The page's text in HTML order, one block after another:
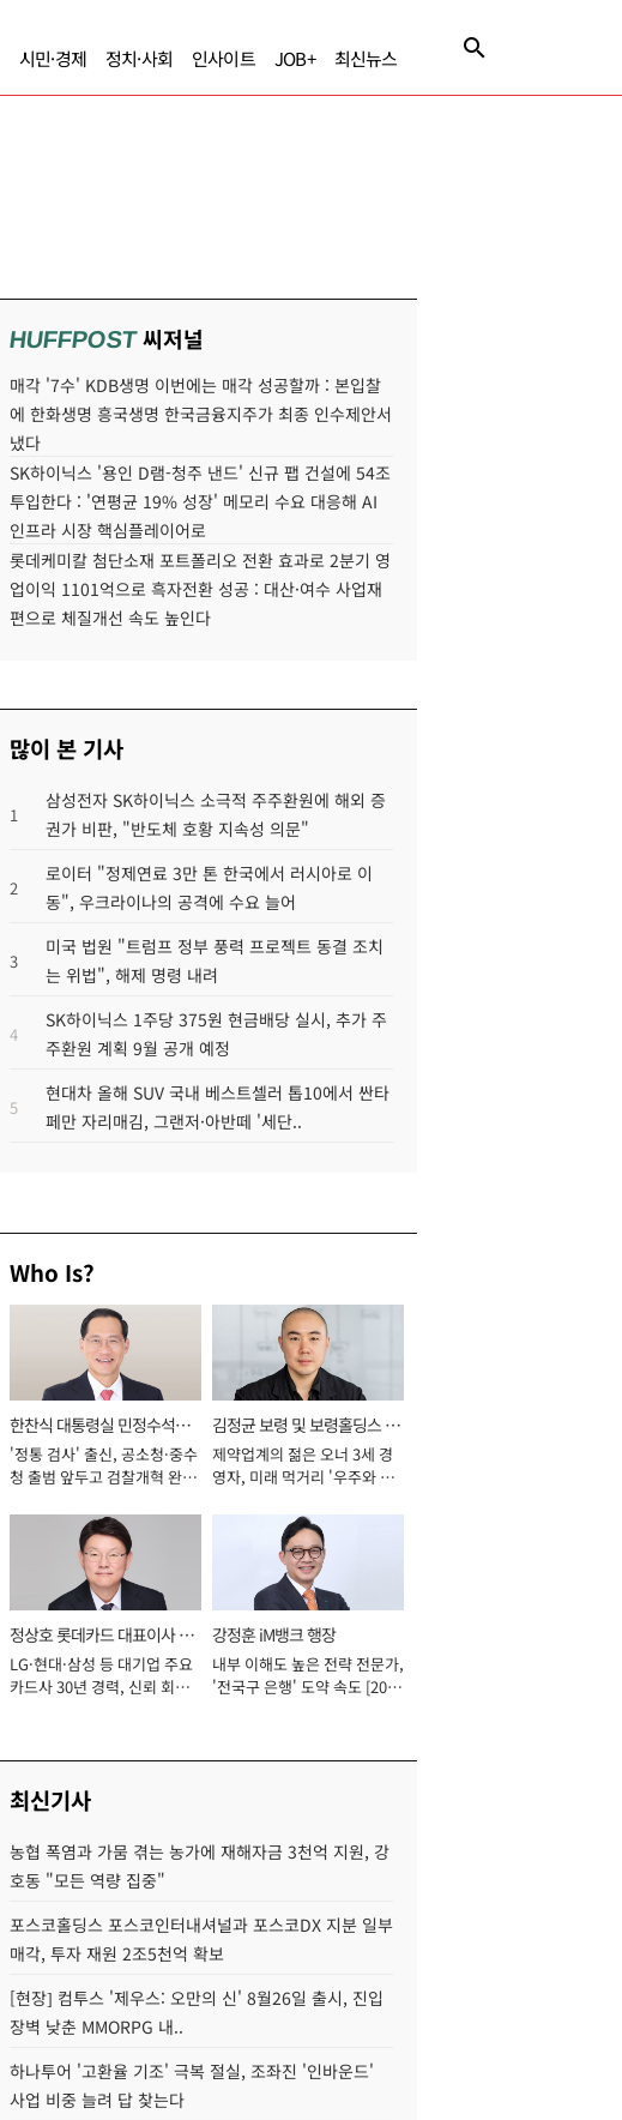
시민·경제 정치·사회 인사이트 JOB+ 최신뉴스
HUFFPOST씨저널
매각 '7수' KDB생명 이번에는 매각 성공할까 : 본입찰
에 한화생명 흥국생명 한국금융지주가 최종 인수제안서
냈다
SK하이닉스 '용인 D램-청주 낸드' 신규 팹 건설에 54조
투입한다 : '연평균 19% 성장' 메모리 수요 대응해 AI
인프라 시장 핵심플레이어로
롯데케미칼 첨단소재 포트폴리오 전환 효과로 2분기 영
업이익 1101억으로 흑자전환 성공 : 대산·여수 사업재
편으로 체질개선 속도 높인다
많이 본 기사
1
삼성전자 SK하이닉스 소극적 주주환원에 해외 증
권가 비판, "반도체 호황 지속성 의문"
2
로이터 "정제연료 3만 톤 한국에서 러시아로 이
동", 우크라이나의 공격에 수요 늘어
3
미국 법원 "트럼프 정부 풍력 프로젝트 동결 조치
는 위법", 해제 명령 내려
4
SK하이닉스 1주당 375원 현금배당 실시, 추가 주
주환원 계획 9월 공개 예정
5
현대차 올해 SUV 국내 베스트셀러 톱10에서 싼타
페만 자리매김, 그랜저·아반떼 '세단..
Who Is?
한찬식 대통령실 민정수석비
서관
'정통 검사' 출신, 공소청·중수
청 출범 앞두고 검찰개혁 완수
김정균 보령 및 보령홀딩스 대
표이사 사장
제약업계의 젊은 오너 3세 경
영자, 미래 먹거리 '우주와 헬
정상호 롯데카드 대표이사 사
장
LG·현대·삼성 등 대기업 주요
카드사 30년 경력, 신뢰 회복
강정훈 iM뱅크 행장
내부 이해도 높은 전략 전문가,
'전국구 은행' 도약 속도 [2026
최신기사
농협 폭염과 가뭄 겪는 농가에 재해자금 3천억 지원, 강
호동 "모든 역량 집중"
포스코홀딩스 포스코인터내셔널과 포스코DX 지분 일부
매각, 투자 재원 2조5천억 확보
[현장] 컴투스 '제우스: 오만의 신' 8월26일 출시, 진입
장벽 낮춘 MMORPG 내..
하나투어 '고환율 기조' 극복 절실, 조좌진 '인바운드'
사업 비중 늘려 답 찾는다